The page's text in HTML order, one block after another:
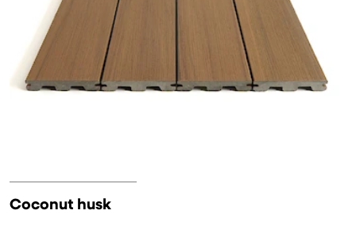
Coconut husk